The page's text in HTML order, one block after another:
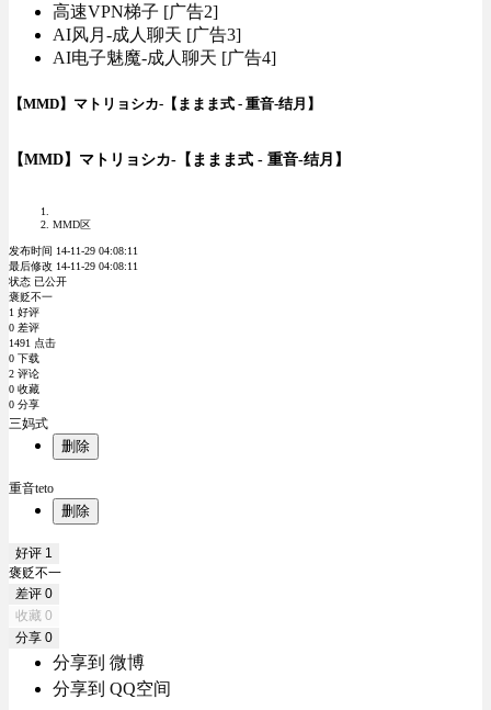
高速VPN梯子 [广告2]
AI风月-成人聊天 [广告3]
AI电子魅魔-成人聊天 [广告4]
【MMD】マトリョシカ-【ままま式 - 重音-结月】
【MMD】マトリョシカ-【ままま式 - 重音-结月】
MMD区
发布时间 14-11-29 04:08:11
最后修改 14-11-29 04:08:11
状态 已公开
褒贬不一
1 好评
0 差评
1491 点击
0 下载
2 评论
0 收藏
0 分享
三妈式
删除
重音teto
删除
好评 1
褒贬不一
差评 0
收藏 0
分享 0
分享到 微博
分享到 QQ空间